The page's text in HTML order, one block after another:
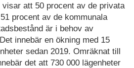
att 50 procent av de privata
procent av de kommunala
är i behov av
innebär en ökning med 15
sedan 2019. Omräknat till
det att 730 000 lägenheter